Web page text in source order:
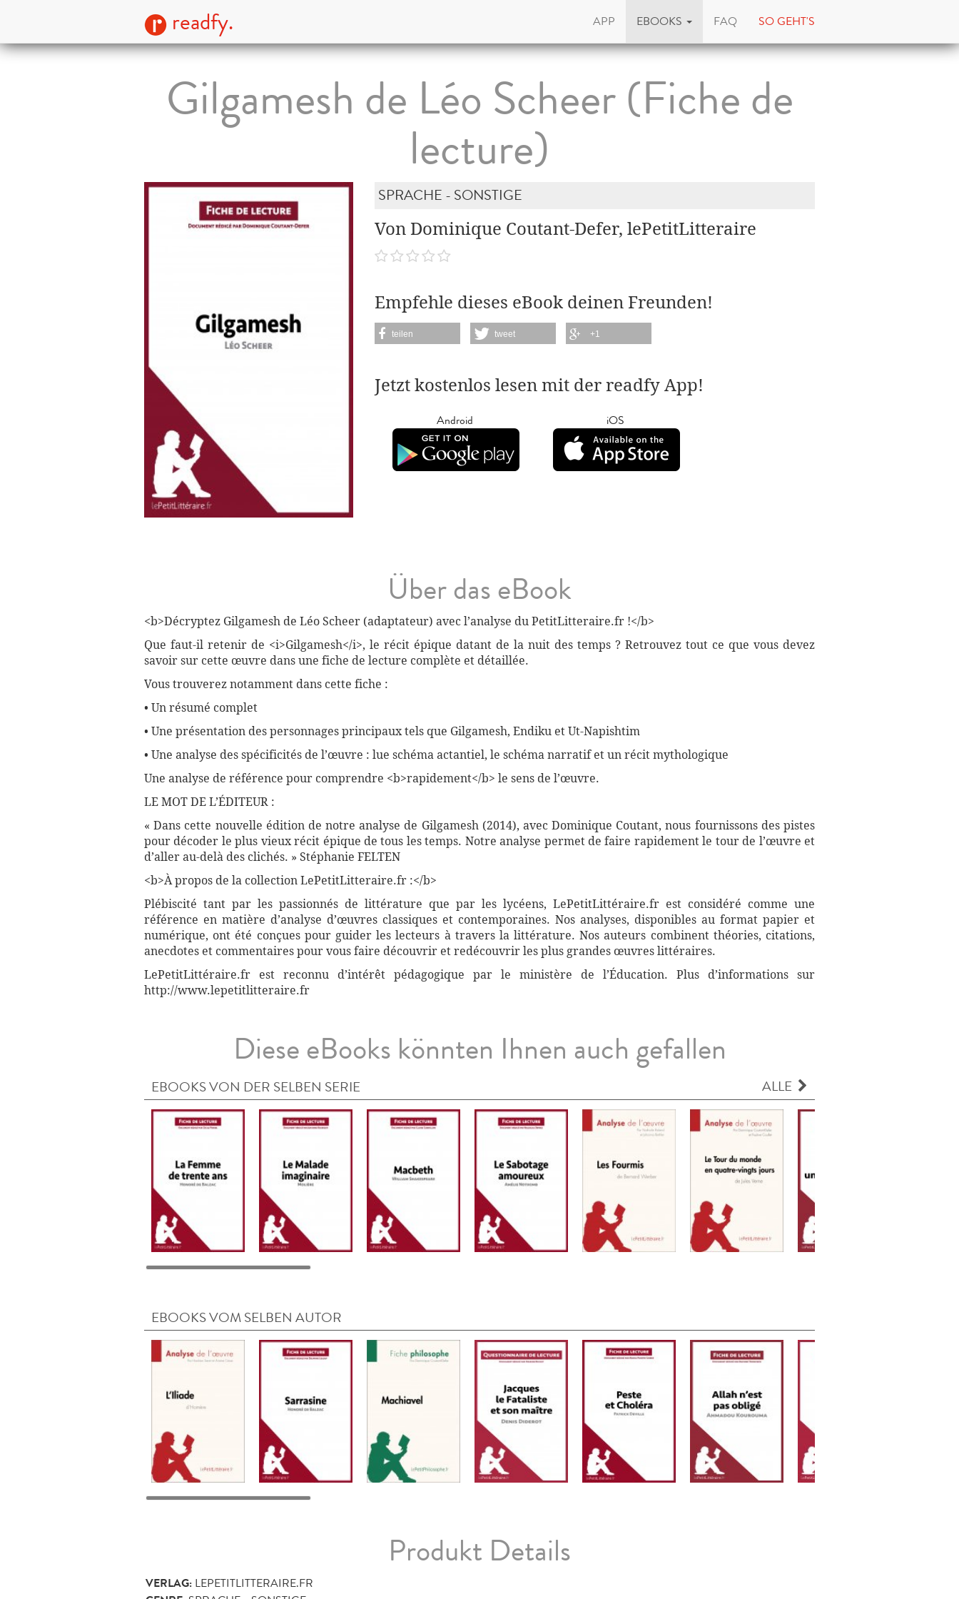
readfy. APP EBOOKS FAQ SO GEHT'S
Gilgamesh de Léo Scheer (Fiche de
lecture)
SPRACHE - SONSTIGE
Von Dominique Coutant-Defer, lePetitLitteraire
Empfehle dieses eBook deinen Freunden!
teilen tweet +1
Jetzt kostenlos lesen mit der readfy App!
Android iOS
Über das eBook
<b>Décryptez Gilgamesh de Léo Scheer (adaptateur) avec l’analyse du PetitLitteraire.fr !</b>
Que faut-il retenir de <i>Gilgamesh</i>, le récit épique datant de la nuit des temps ? Retrouvez tout ce que vous devez
savoir sur cette œuvre dans une fiche de lecture complète et détaillée.
Vous trouverez notamment dans cette fiche :
• Un résumé complet
• Une présentation des personnages principaux tels que Gilgamesh, Endiku et Ut-Napishtim
• Une analyse des spécificités de l’œuvre : lue schéma actantiel, le schéma narratif et un récit mythologique
Une analyse de référence pour comprendre <b>rapidement</b> le sens de l’œuvre.
LE MOT DE L’ÉDITEUR :
« Dans cette nouvelle édition de notre analyse de Gilgamesh (2014), avec Dominique Coutant, nous fournissons des pistes
pour décoder le plus vieux récit épique de tous les temps. Notre analyse permet de faire rapidement le tour de l’œuvre et
d’aller au-delà des clichés. » Stéphanie FELTEN
<b>À propos de la collection LePetitLitteraire.fr :</b>
Plébiscité tant par les passionnés de littérature que par les lycéens, LePetitLittéraire.fr est considéré comme une
référence en matière d’analyse d’œuvres classiques et contemporaines. Nos analyses, disponibles au format papier et
numérique, ont été conçues pour guider les lecteurs à travers la littérature. Nos auteurs combinent théories, citations,
anecdotes et commentaires pour vous faire découvrir et redécouvrir les plus grandes œuvres littéraires.
LePetitLittéraire.fr est reconnu d’intérêt pédagogique par le ministère de l’Éducation. Plus d’informations sur
http://www.lepetitlitteraire.fr
Diese eBooks könnten Ihnen auch gefallen
EBOOKS VON DER SELBEN SERIE ALLE
EBOOKS VOM SELBEN AUTOR
Produkt Details
VERLAG: LEPETITLITTERAIRE.FR